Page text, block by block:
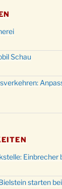
Schau
starten